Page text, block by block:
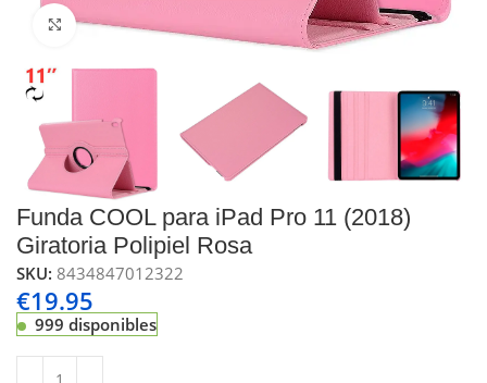
Click to enlarge
Funda COOL para iPad Pro 11 (2018)
Giratoria Polipiel Rosa
SKU:8434847012322
€19.95
999 disponibles